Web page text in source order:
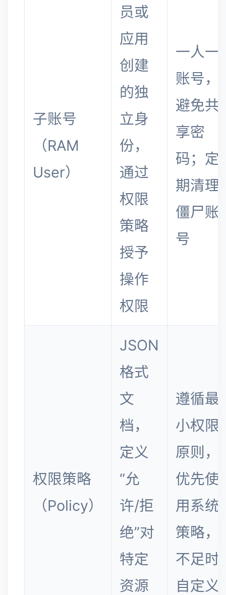
子账号
（RAM
User）
员或
应用
创建
的独
立身
份，
通过
权限
策略
授予
操作
权限
一人一
账号，
避免共
享密
码；定
期清理
僵尸账
号
权限策略
（Policy）
JSON
格式
文
档，
定义
“允
许/拒
绝”对
特定
资源
遵循最
小权限
原则，
优先使
用系统
策略，
不足时
自定义